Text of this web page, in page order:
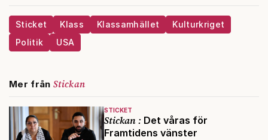
Sticket Klass Klassamhället
Kulturkriget
Politik
USA
Mer från Stickan
STICKET
Stickan : Det våras för
Framtidens vänster